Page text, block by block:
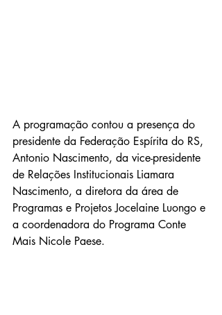
A programação contou a presença do
presidente da Federação Espírita do RS,
Antonio Nascimento, da vice-presidente
de Relações Institucionais Liamara
Nascimento, a diretora da área de
Programas e Projetos Jocelaine Luongo e
a coordenadora do Programa Conte
Mais Nicole Paese.